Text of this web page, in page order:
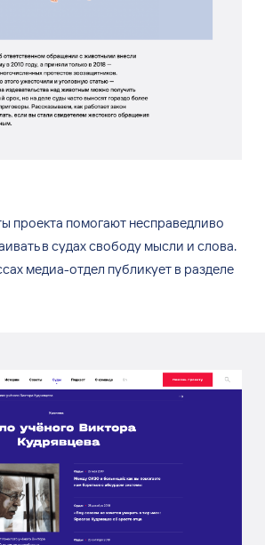
проекта помогают несправедливо
в судах свободу мысли и слова.
медиа-отдел публикует в разделе